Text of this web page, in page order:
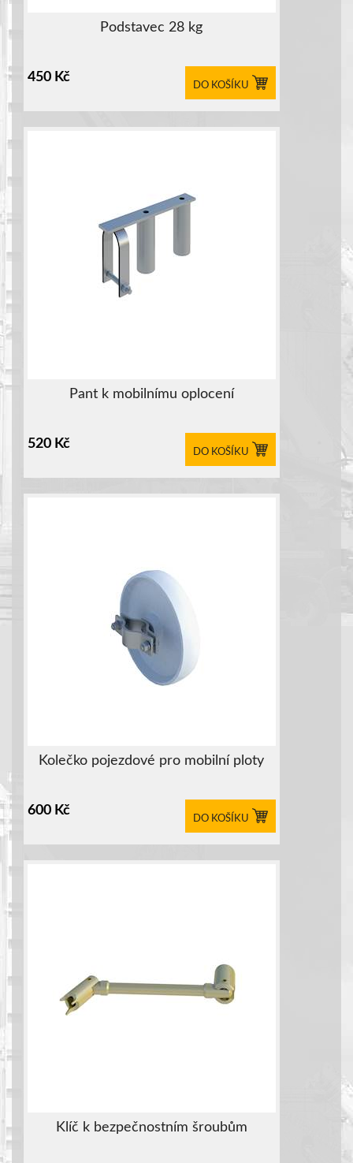
Podstavec 28 kg
450 Kč
DO KOŠÍKU
Pant k mobilnímu oplocení
520 Kč
DO KOŠÍKU
Kolečko pojezdové pro mobilní ploty
600 Kč
DO KOŠÍKU
Klíč k bezpečnostním šroubům